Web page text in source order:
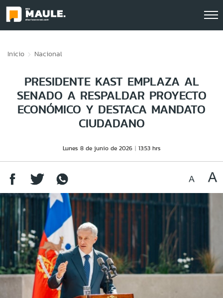
Inicio Nacional
PRESIDENTE KAST EMPLAZA AL
SENADO A RESPALDAR PROYECTO
ECONÓMICO Y DESTACA MANDATO
CIUDADANO
Lunes 8 de junio de 2026 13:53 hrs